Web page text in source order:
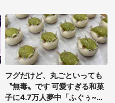
フグだけど、丸ごといっても
〝無毒〟です 可愛すぎる和菓
子に4.7万人夢中「ふぐぅ~」